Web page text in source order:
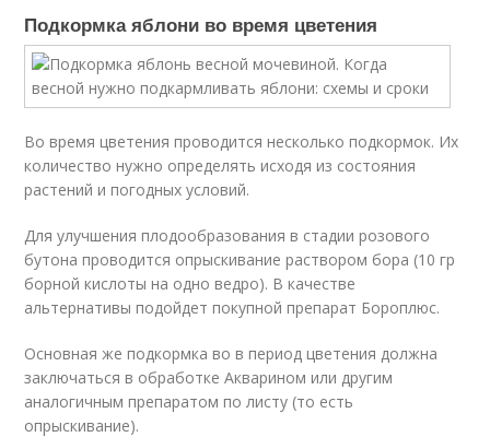
Подкормка яблони во время цветения
Во время цветения проводится несколько подкормок. Их
количество нужно определять исходя из состояния
растений и погодных условий.
Для улучшения плодообразования в стадии розового
бутона проводится опрыскивание раствором бора (10 гр
борной кислоты на одно ведро). В качестве
альтернативы подойдет покупной препарат Бороплюс.
Основная же подкормка во в период цветения должна
заключаться в обработке Акварином или другим
аналогичным препаратом по листу (то есть
опрыскивание).